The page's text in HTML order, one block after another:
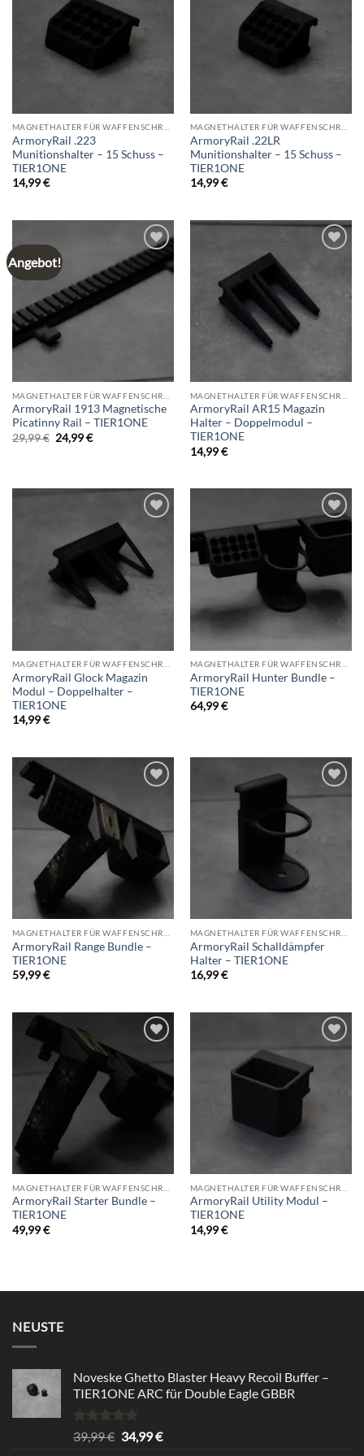
ArmoryRail .223
Munitionshalter – 15 Schuss –
TIER1ONE
14,99€
ArmoryRail .22LR
Munitionshalter – 15 Schuss –
TIER1ONE
14,99€
Angebot!
Add to
wishlist
ArmoryRail 1913 Magnetische
Picatinny Rail – TIER1ONE
29,99€ Ursprünglicher
Preis
24,99€Aktueller
ArmoryRail AR15 Magazin
Halter – Doppelmodul –
TIER1ONE
14,99€
ArmoryRail Glock Magazin
Modul – Doppelhalter –
TIER1ONE
14,99€
Add to
wishlist
ArmoryRail Hunter Bundle –
TIER1ONE
64,99€
ArmoryRail Range Bundle –
TIER1ONE
59,99€
Add to
ArmoryRail Schalldämpfer
Halter – TIER1ONE
16,99€
wishlist
ArmoryRail Starter Bundle –
TIER1ONE
49,99€
wishlist
ArmoryRail Utility Modul –
TIER1ONE
14,99€
NEUSTE
Noveske Ghetto Blaster Heavy Recoil Buffer –
TIER1ONE ARC für Double Eagle GBBR
Rated5.00
out of 5
39,99€ Original
34,99€Current